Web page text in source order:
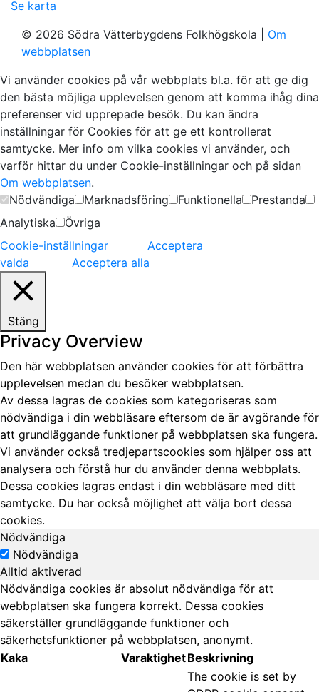
Se karta
© 2026 Södra Vätterbygdens Folkhögskola | Om
webbplatsen
Vi använder cookies på vår webbplats bl.a. för att ge dig
den bästa möjliga upplevelsen genom att komma ihåg dina
preferenser vid upprepade besök. Du kan ändra
inställningar för Cookies för att ge ett kontrollerat
samtycke. Mer info om vilka cookies vi använder, och
varför hittar du under Cookie-inställningar och på sidan
Om webbplatsen.
Nödvändiga
Marknadsföring Funktionella
Prestanda
Analytiska
Övriga
Cookie-inställningar
Acceptera
valda
Acceptera alla
Stäng
Privacy Overview
Den här webbplatsen använder cookies för att förbättra
upplevelsen medan du besöker webbplatsen.
Av dessa lagras de cookies som kategoriseras som
nödvändiga i din webbläsare eftersom de är avgörande för
att grundläggande funktioner på webbplatsen ska fungera.
Vi använder också tredjepartscookies som hjälper oss att
analysera och förstå hur du använder denna webbplats.
Dessa cookies lagras endast i din webbläsare med ditt
samtycke. Du har också möjlighet att välja bort dessa
cookies.
Nödvändiga
Nödvändiga
Alltid aktiverad
Nödvändiga cookies är absolut nödvändiga för att
webbplatsen ska fungera korrekt. Dessa cookies
säkerställer grundläggande funktioner och
säkerhetsfunktioner på webbplatsen, anonymt.
Kaka
VaraktighetBeskrivning
The cookie is set by